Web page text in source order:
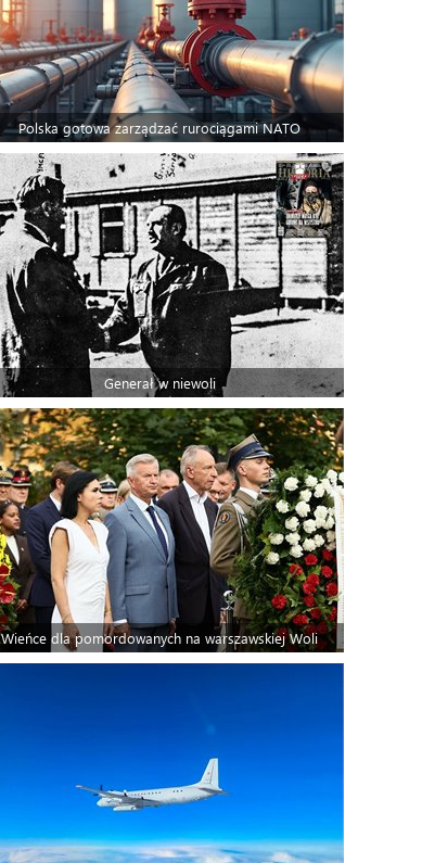
Polska gotowa zarządzać rurociągami NATO
Generał w niewoli
Wieńce dla pomordowanych na warszawskiej Woli